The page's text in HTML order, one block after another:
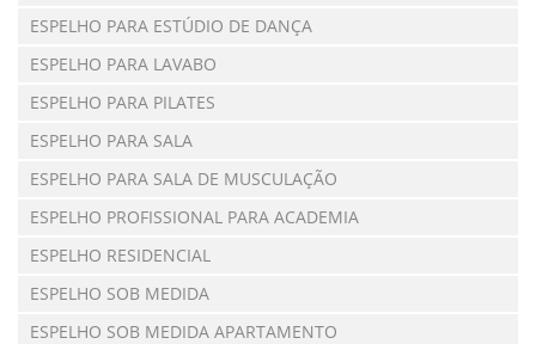
ESPELHO PARA ESTÚDIO DE DANÇA
ESPELHO PARA LAVABO
ESPELHO PARA PILATES
ESPELHO PARA SALA
ESPELHO PARA SALA DE MUSCULAÇÃO
ESPELHO PROFISSIONAL PARA ACADEMIA
ESPELHO RESIDENCIAL
ESPELHO SOB MEDIDA
ESPELHO SOB MEDIDA APARTAMENTO